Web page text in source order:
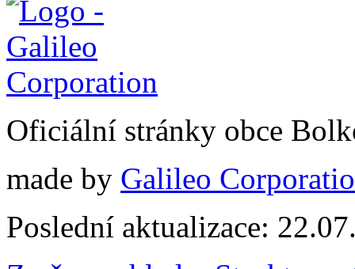
Oficiální stránky obce
made by Galileo
Poslední aktualizace: